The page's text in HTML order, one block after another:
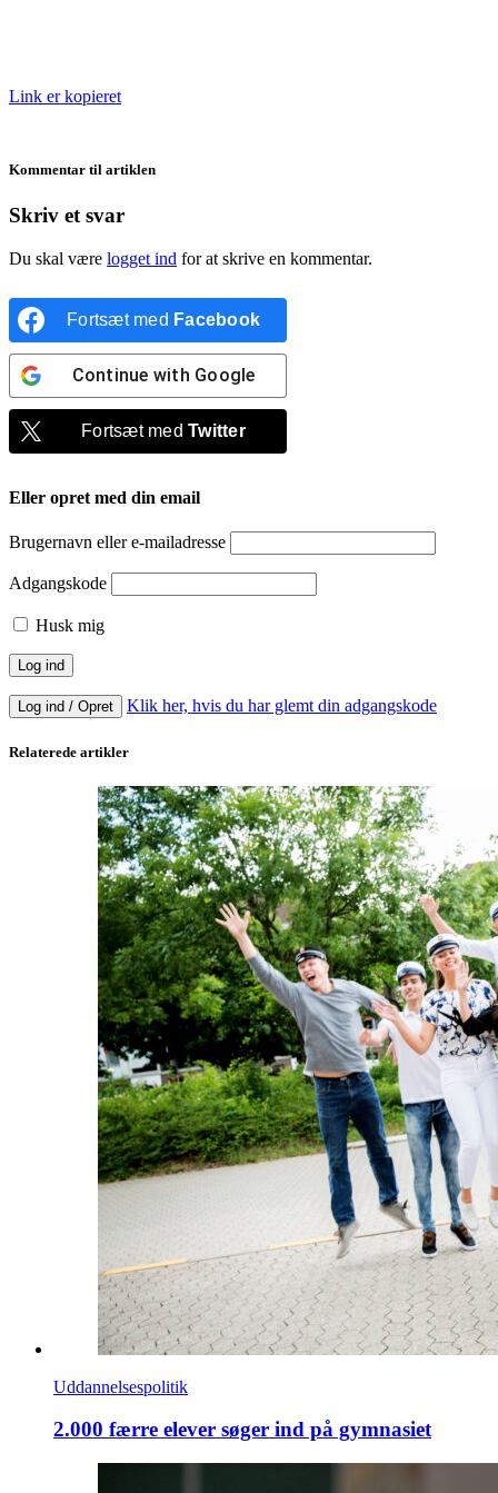
Link er kopieret
Kommentar til artiklen
Skriv et svar
Du skal være logget ind for at skrive en kommentar.
Fortsæt med Facebook
Continue with Google
Fortsæt medTwitter
Eller opret med din email
Brugernavn eller e-mailadresse
Adgangskode
Husk mig
Log ind / Opret Klik her, hvis du har glemt din adgangskode
Relaterede artikler
Uddannelsespolitik
2.000 færre elever søger ind på gymnasiet